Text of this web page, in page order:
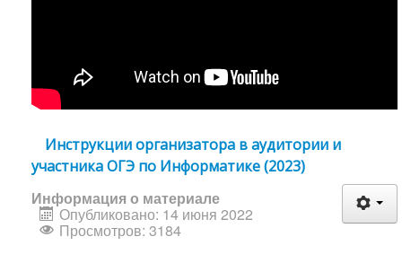
Инструкции организатора в аудитории и
участника ОГЭ по Информатике (2023)
Информация о материале
Опубликовано: 14 июня 2022
Просмотров: 3184